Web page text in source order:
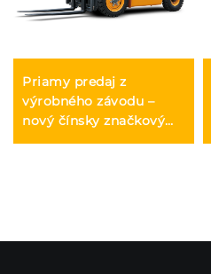
Priamy predaj z
výrobného závodu –
nový čínsky značkový
vozík HUAHE z roku